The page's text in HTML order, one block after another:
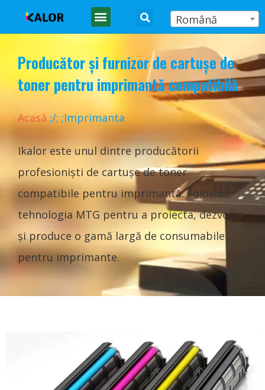
Română
Producător și furnizor de cartușe de
toner pentru imprimantă compatibilă
Acasă ;/; ;Imprimanta
Ikalor este unul dintre producătorii
profesioniști de cartușe de toner
compatibile pentru imprimantă. Folosim
tehnologia MTG pentru a proiecta, dezvolta
și produce o gamă largă de consumabile
pentru imprimante.